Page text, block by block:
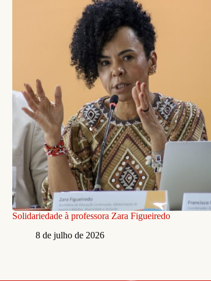
Solidariedade à professora Zara Figueiredo
8 de julho de 2026